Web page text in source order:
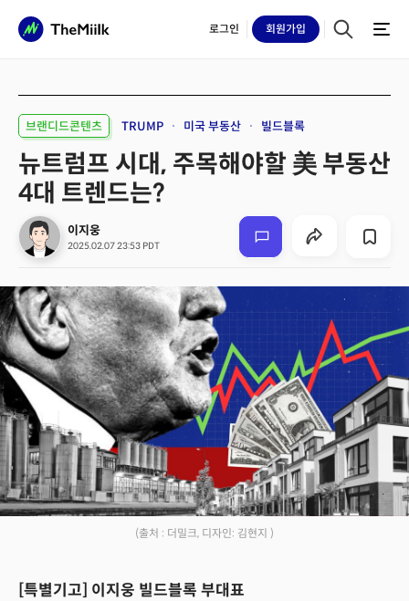
로그인 회원가입
브랜디드콘텐츠 TRUMP 미국 부동산 빌드블록
뉴트럼프 시대, 주목해야할 美 부동산
4대 트렌드는?
이지웅
2025.02.07 23:53 PDT
(출처 : 더밀크, 디자인: 김현지 )
[특별기고] 이지웅 빌드블록 부대표